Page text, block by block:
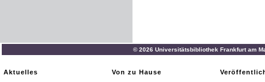
© 2026 Universitätsbibliothek Frankfurt am
Aktuelles
Von zu Hause